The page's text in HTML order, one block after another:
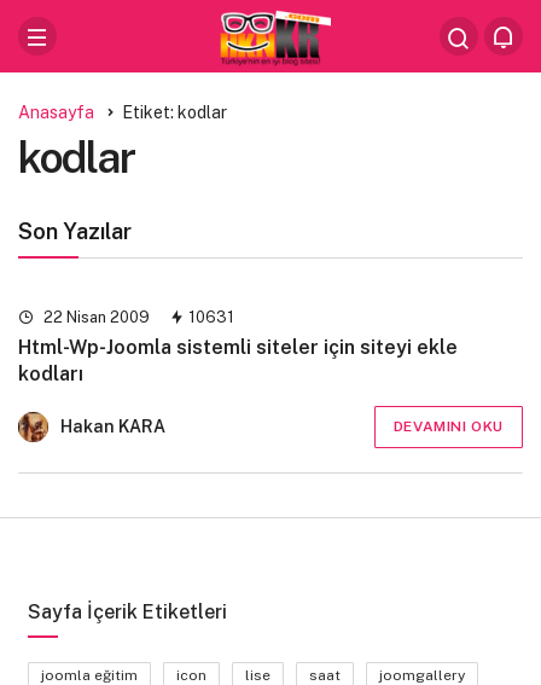
Anasayfa Etiket: kodlar
kodlar
Son Yazılar
22 Nisan 2009 10631
Html-Wp-Joomla sistemli siteler için siteyi ekle
kodları
Hakan KARA DEVAMINI OKU
Sayfa İçerik Etiketleri
joomla eğitim icon lise saat joomgallery